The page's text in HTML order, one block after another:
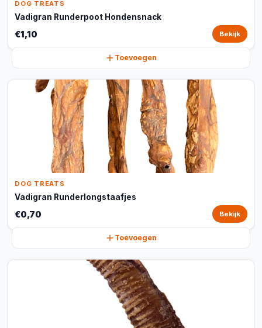
DOG TREATS
Vadigran Runderpoot Hondensnack
€1,10 Bekijk
Toevoegen
DOG TREATS
Vadigran Runderlongstaafjes
€0,70 Bekijk
Toevoegen